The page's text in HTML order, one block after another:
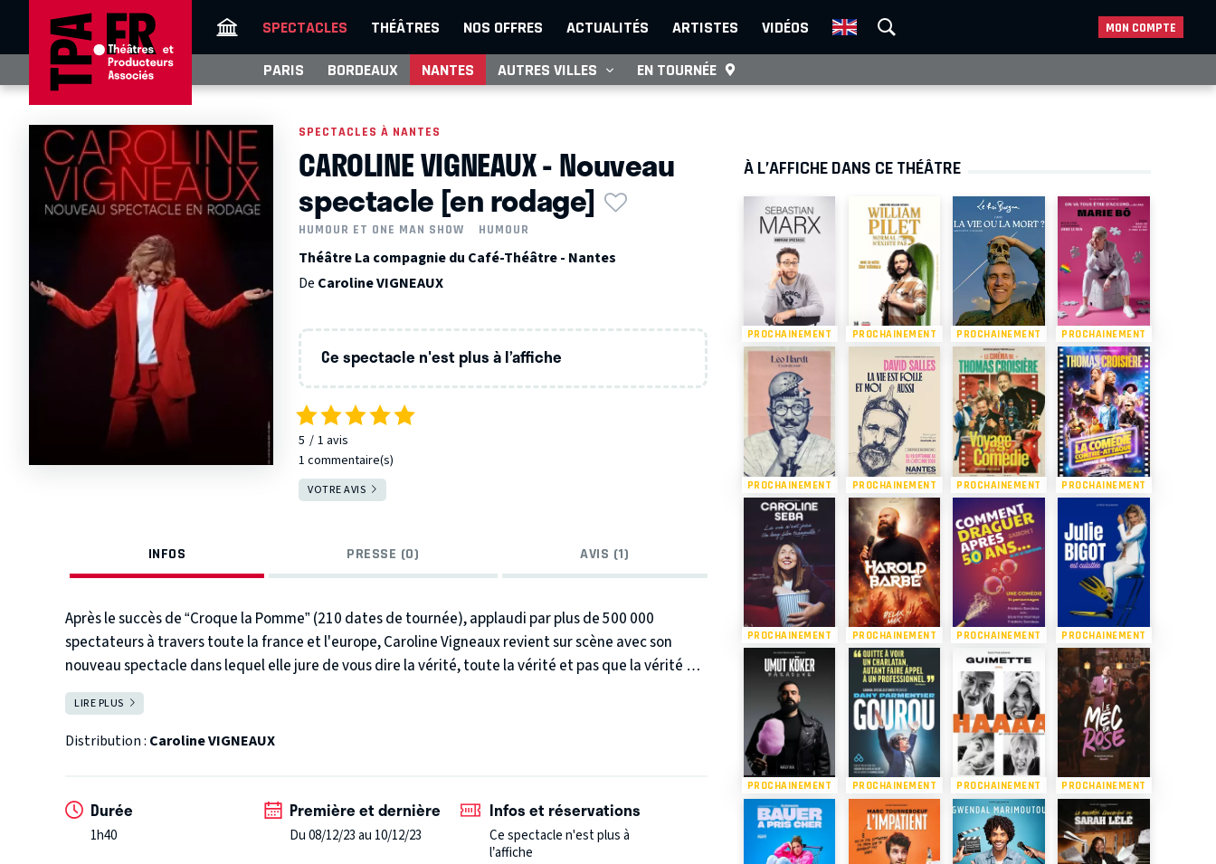
SPECTACLES THÉÂTRES NOS OFFRES ACTUALITÉS ARTISTES VIDÉOS MON COMPTE
PARIS BORDEAUX NANTES AUTRES VILLES EN TOURNÉE
SPECTACLES À NANTES
CAROLINE VIGNEAUX - Nouveau
spectacle [en rodage]
HUMOUR ET ONE MAN SHOW HUMOUR
Théâtre La compagnie du Café-Théâtre - Nantes
De Caroline VIGNEAUX
Ce spectacle n'est plus à l’affiche
5 1 avis
1 commentaire(s)
VOTRE AVIS
INFOS PRESSE (0) AVIS (1)
Après le succès de “Croque la Pomme” (210 dates de tournée), applaudi par plus de 500 000
spectateurs à travers toute la france et l'europe, Caroline Vigneaux revient sur scène avec son
nouveau spectacle dans lequel elle jure de vous dire la vérité, toute la vérité et pas que la vérité …
LIRE PLUS
Distribution : Caroline VIGNEAUX
Durée
1h40
Première et dernière
Du 08/12/23 au 10/12/23
Infos et réservations
Ce spectacle n'est plus à
l’affiche
À L’AFFICHE DANS CE THÉÂTRE
PROCHAINEMENT PROCHAINEMENT PROCHAINEMENT PROCHAINEMENT
PROCHAINEMENT PROCHAINEMENT PROCHAINEMENT PROCHAINEMENT
PROCHAINEMENT PROCHAINEMENT PROCHAINEMENT PROCHAINEMENT
PROCHAINEMENT PROCHAINEMENT PROCHAINEMENT PROCHAINEMENT